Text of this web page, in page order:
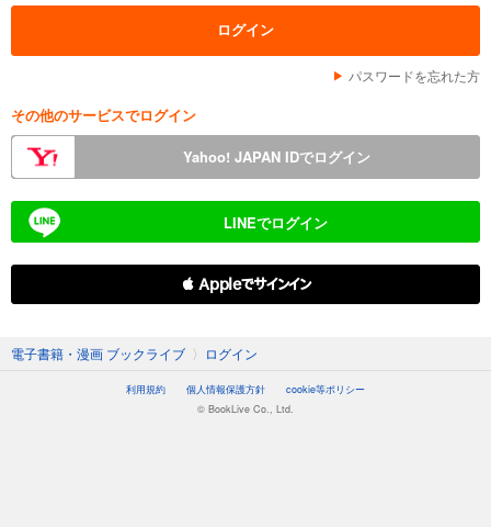
パスワードを忘れた方
その他のサービスでログイン
Yahoo! JAPAN IDでログイン
LINEでログイン
 Appleでサインイン
電子書籍・漫画 ブックライブ 〉 ログイン
利用規約 個人情報保護方針
cookie等ポリシー
© BookLive Co., Ltd.